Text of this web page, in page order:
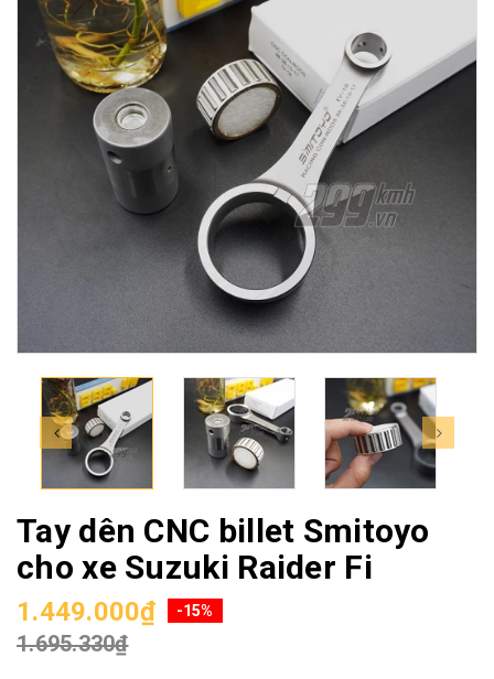
Tay dên CNC billet Smitoyo
cho xe Suzuki Raider Fi
1.449.000₫ -15%
1.695.330₫